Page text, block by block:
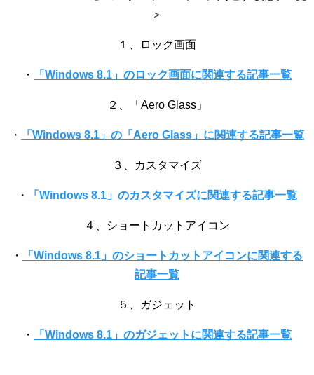
＞
１、ロック画面
・ 「Windows 8.1」のロック画面に関連する記事一覧
２、「Aero Glass」
・ 「Windows 8.1」の「Aero Glass」に関連する記事一覧
３、カスタマイズ
・ 「Windows 8.1」のカスタマイズに関連する記事一覧
４、ショートカットアイコン
・
「Windows 8.1」のショートカットアイコンに関連する
記事一覧
５、ガジェット
・ 「Windows 8.1」のガジェットに関連する記事一覧